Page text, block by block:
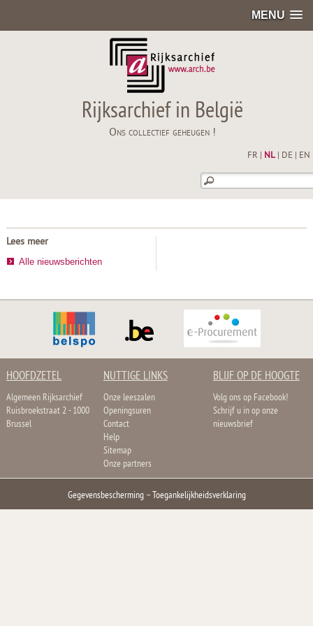
MENU
Rijksarchief in België
Ons collectief geheugen !
FR NL| DE EN
Lees meer
Alle nieuwsberichten
HOOFDZETEL
Algemeen Rijksarchief
Ruisbroekstraat 2 - 1000
Brussel
NUTTIGE LINKS
Onze leeszalen
Openingsuren
Contact
Help
Sitemap
Onze partners
BLIJF OP DE HOOGTE
Volg ons op Facebook!
Schrijf u in op onze
nieuwsbrief
Gegevensbescherming–Toegankelijkheidsverklaring